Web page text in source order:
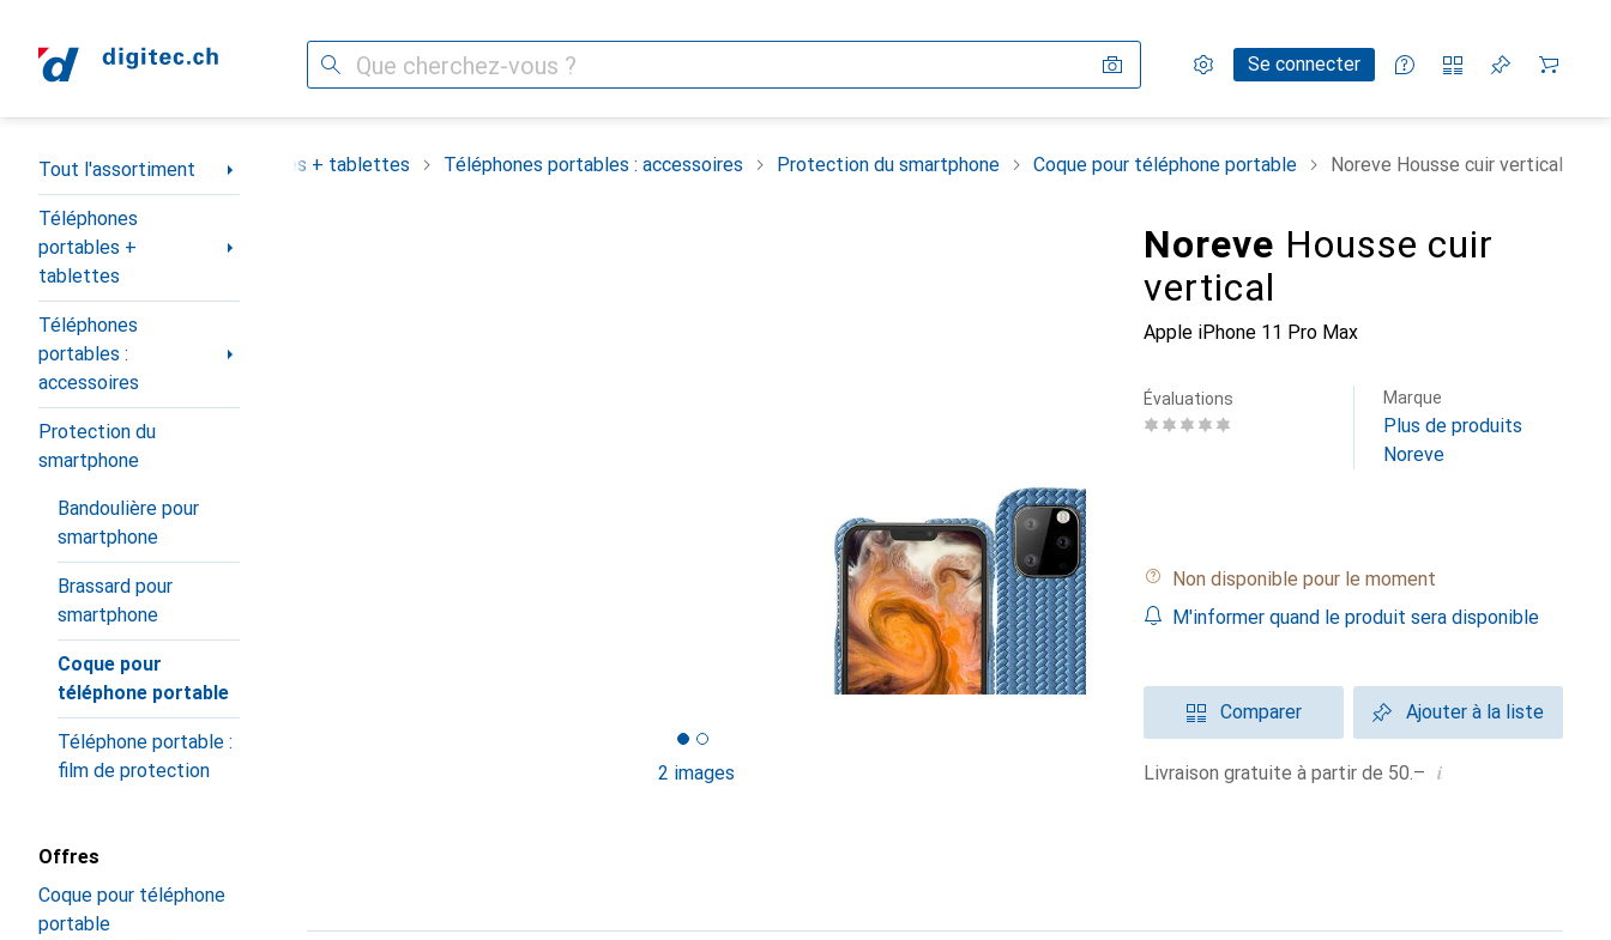
Recherche Paramètres
Compte clientSe connecter
Listes de comparaison
Listes d'envies
Panier
Navigation par catégorie
Tout l'assortiment
Téléphones
portables +
tablettes
Téléphones
portables :
accessoires
Protection du
smartphone
Bandoulière pour
smartphone
Brassard pour
smartphone
Coque pour
téléphone portable
Téléphone portable :
film de protection
Offres
Coque pour téléphone
portable
Téléphones portables + tablettes Téléphones portables : accessoires Protection du smartphone Coque pour téléphone portable Noreve Housse cuir vertical
2 images
Noreve Housse cuir
vertical
Apple iPhone 11 Pro Max
Évaluations Marque
Plus de produits
Noreve
Non disponible pour le moment
M'informer quand le produit sera disponible
Comparer Ajouter à la liste
Livraison gratuite à partir de 50.– i